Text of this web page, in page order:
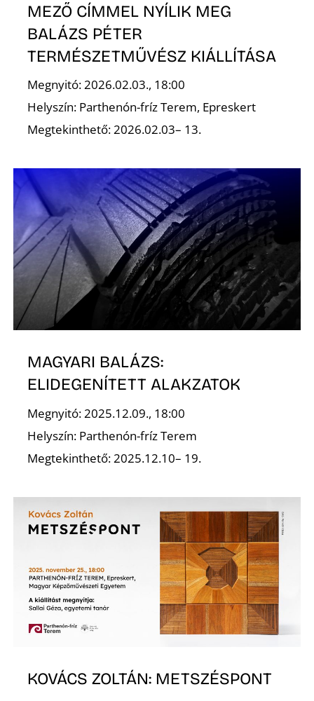
MEZŐ CÍMMEL NYÍLIK MEG
BALÁZS PÉTER
TERMÉSZETMŰVÉSZ KIÁLLÍTÁSA
Megnyitó: 2026.02.03., 18:00
Helyszín: Parthenón-fríz Terem, Epreskert
Megtekinthető: 2026.02.03– 13.
MAGYARI BALÁZS:
ELIDEGENÍTETT ALAKZATOK
Megnyitó: 2025.12.09., 18:00
Helyszín: Parthenón-fríz Terem
Megtekinthető: 2025.12.10– 19.
KOVÁCS ZOLTÁN: METSZÉSPONT